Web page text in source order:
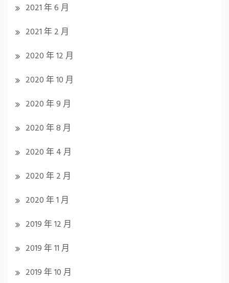
2021 年 6 月
2021 年 2 月
2020 年 12 月
2020 年 10 月
2020 年 9 月
2020 年 8 月
2020 年 4 月
2020 年 2 月
2020 年 1 月
2019 年 12 月
2019 年 11 月
2019 年 10 月